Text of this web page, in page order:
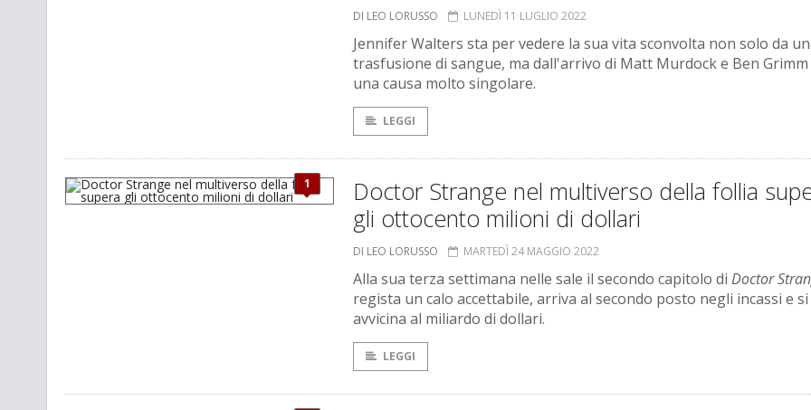
DI LEO LORUSSO LUNEDÌ 11 LUGLIO 2022
Jennifer Walters sta per vedere la sua vita sconvolta non solo da
trasfusione di sangue, ma dall'arrivo di Matt Murdock e Ben Grimm
una causa molto singolare.
LEGGI
1
Doctor Strange nel multiverso della follia
gli ottocento milioni di dollari
DI LEO LORUSSO MARTEDÌ 24 MAGGIO 2022
Alla sua terza settimana nelle sale il secondo capitolo di Doctor
regista un calo accettabile, arriva al secondo posto negli incassi e si
avvicina al miliardo di dollari.
LEGGI